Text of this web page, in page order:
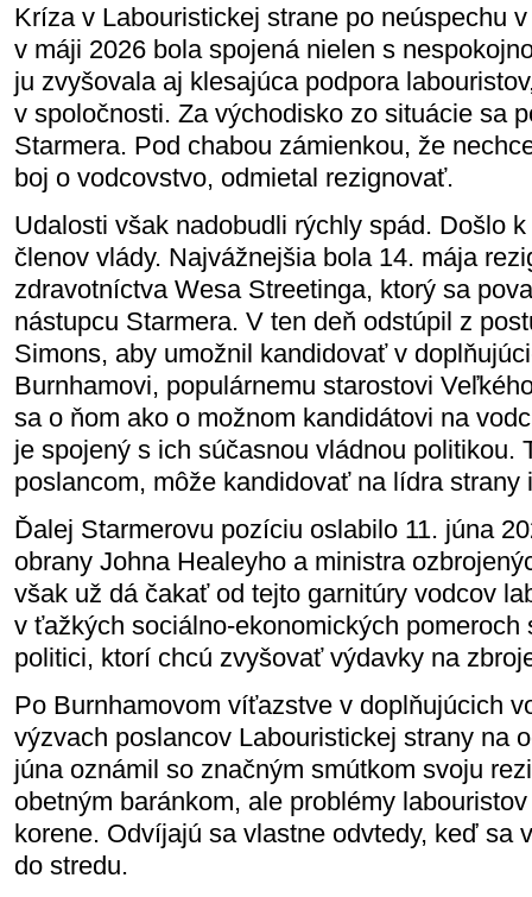
Kríza v Labouristickej strane po neúspechu
v máji 2026 bola spojená nielen s
ju zvyšovala aj klesajúca podpora
v spoločnosti. Za východisko zo situácie sa
Starmera. Pod chabou zámienkou, že
boj o vodcovstvo, odmietal rezignovať.
Udalosti však nadobudli rýchly spád. Došlo
členov vlády. Najvážnejšia bola 14. mája
zdravotníctva Wesa Streetinga, ktorý sa
nástupcu Starmera. V ten deň odstúpil z
Simons, aby umožnil kandidovať v
Burnhamovi, populárnemu starostovi
sa o ňom ako o možnom kandidátovi na
je spojený s ich súčasnou vládnou politikou.
poslancom, môže kandidovať na lídra strany
Ďalej Starmerovu pozíciu oslabilo 11. júna
obrany Johna Healeyho a ministra
však už dá čakať od tejto garnitúry vodcov
v ťažkých sociálno-ekonomických pomeroch
politici, ktorí chcú zvyšovať výdavky na
Po Burnhamovom víťazstve v doplňujúcich
výzvach poslancov Labouristickej strany na
júna oznámil so značným smútkom svoju
obetným baránkom, ale problémy
korene. Odvíjajú sa vlastne odvtedy, keď sa
do stredu.